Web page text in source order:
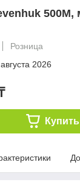
Розница
2026
Купить